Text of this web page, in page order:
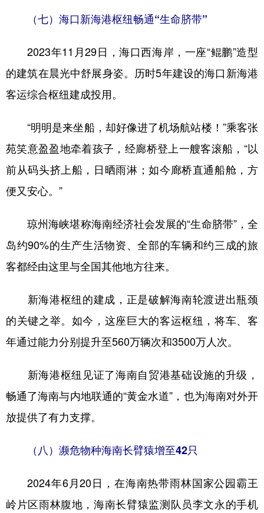
（七）海口新海港枢纽畅通“生命脐带”
2023年11月29日，海口西海岸，一座“鲲鹏”造型
的建筑在晨光中舒展身姿。历时5年建设的海口新海港
客运综合枢纽建成投用。
“明明是来坐船，却好像进了机场航站楼！”乘客张
苑笑意盈盈地牵着孩子，经廊桥登上一艘客滚船，“以
前从码头挤上船，日晒雨淋；如今廊桥直通船舱，方
便又安心。”
琼州海峡堪称海南经济社会发展的“生命脐带”，全
岛约90%的生产生活物资、全部的车辆和约三成的旅
客都经由这里与全国其他地方往来。
新海港枢纽的建成，正是破解海南轮渡进出瓶颈
的关键之举。如今，这座巨大的客运枢纽，将车、客
年通过能力分别提升至560万辆次和3500万人次。
新海港枢纽见证了海南自贸港基础设施的升级，
畅通了海南与内地联通的“黄金水道”，也为海南对外开
放提供了有力支撑。
（八）濒危物种海南长臂猿增至42只
2024年6月20日，在海南热带雨林国家公园霸王
岭片区雨林腹地，海南长臂猿监测队员李文永的手机